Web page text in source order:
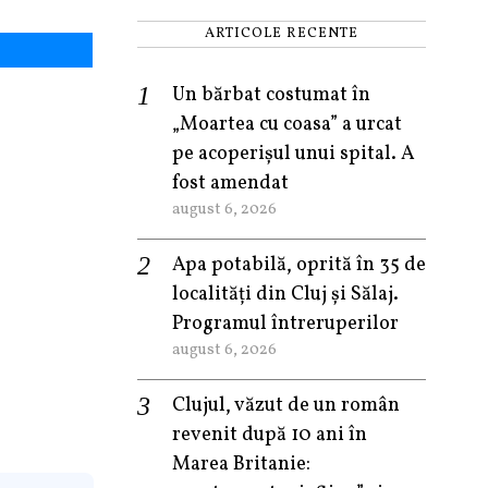
ARTICOLE RECENTE
Un bărbat costumat în
„Moartea cu coasa” a urcat
pe acoperișul unui spital. A
fost amendat
august 6, 2026
Apa potabilă, oprită în 35 de
localități din Cluj și Sălaj.
Programul întreruperilor
august 6, 2026
Clujul, văzut de un român
revenit după 10 ani în
Marea Britanie: